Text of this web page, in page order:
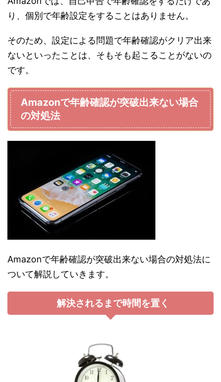
り、個別で年齢設定をすることはありません。
そのため、設定による問題で年齢確認がクリア出来
ないといったことは、そもそも起こることがないの
です。
Amazonで年齢確認が突破出来ない場合
の対処法
Amazonで年齢確認が突破出来ない場合の対処法に
ついて解説していきます。
解決されるまで時間を置く